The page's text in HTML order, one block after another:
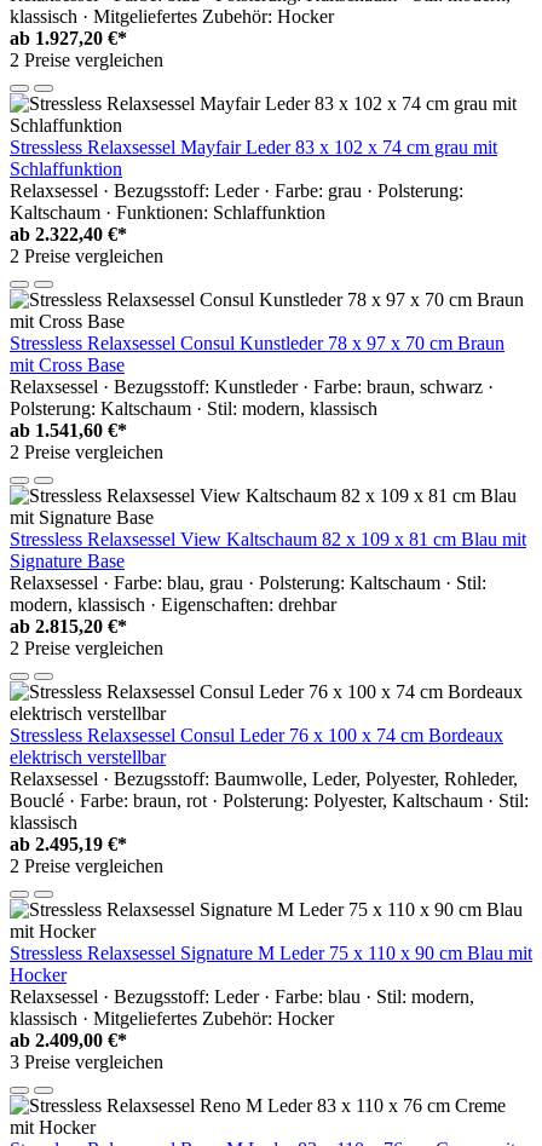
klassisch · Mitgeliefertes Zubehör: Hocker
ab 1.927,20 €*
2 Preise vergleichen
Stressless Relaxsessel Mayfair Leder 83 x 102 x 74 cm grau mit
Schlaffunktion
Relaxsessel · Bezugsstoff: Leder · Farbe: grau · Polsterung:
Kaltschaum · Funktionen: Schlaffunktion
ab 2.322,40 €*
2 Preise vergleichen
Stressless Relaxsessel Consul Kunstleder 78 x 97 x 70 cm Braun
mit Cross Base
Relaxsessel · Bezugsstoff: Kunstleder · Farbe: braun, schwarz ·
Polsterung: Kaltschaum · Stil: modern, klassisch
ab 1.541,60 €*
2 Preise vergleichen
Stressless Relaxsessel View Kaltschaum 82 x 109 x 81 cm Blau mit
Signature Base
Relaxsessel · Farbe: blau, grau · Polsterung: Kaltschaum · Stil:
modern, klassisch · Eigenschaften: drehbar
ab 2.815,20 €*
2 Preise vergleichen
Stressless Relaxsessel Consul Leder 76 x 100 x 74 cm Bordeaux
elektrisch verstellbar
Relaxsessel · Bezugsstoff: Baumwolle, Leder, Polyester, Rohleder,
Bouclé · Farbe: braun, rot · Polsterung: Polyester, Kaltschaum · Stil:
klassisch
ab 2.495,19 €*
2 Preise vergleichen
Stressless Relaxsessel Signature M Leder 75 x 110 x 90 cm Blau mit
Hocker
Relaxsessel · Bezugsstoff: Leder · Farbe: blau · Stil: modern,
klassisch · Mitgeliefertes Zubehör: Hocker
ab 2.409,00 €*
3 Preise vergleichen